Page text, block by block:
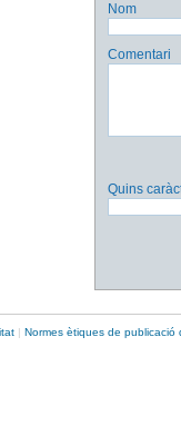
Nom
Comentari
Quins
| Normes ètiques de publicació